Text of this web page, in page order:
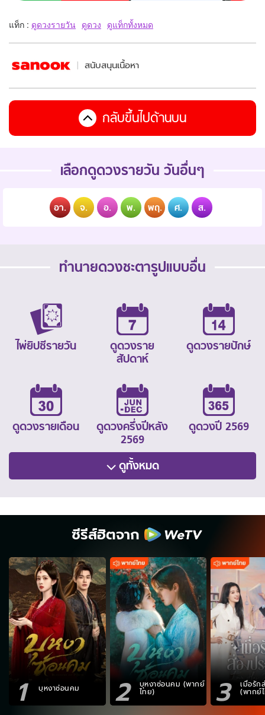
แท็ก : ดูดวงรายวัน ดูดวง ดูแท็กทั้งหมด
สนับสนุนเนื้อหา
กลับขึ้นไปด้านบน
เลือกดูดวงรายวัน วันอื่นๆ
อา. จ. อ. พ. พฤ. ศ. ส.
ทำนายดวงชะตารูปแบบอื่น
ไพ่ยิปซีรายวัน
ดูดวงราย
สัปดาห์
ดูดวงรายปักษ์
ดูดวงรายเดือน
ดูดวงครึ่งปีหลัง
2569
ดูดวงปี 2569
ดูทั้งหมด
ซีรีส์ฮิตจาก
1 บุหงาซ่อนคม 2 บุหงาซ่อนคม (พากย์
ไทย) 3 เมื่อรัก
(พากย์